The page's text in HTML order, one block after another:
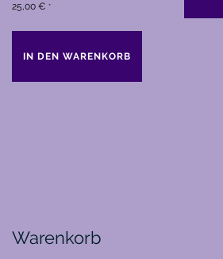
25,00 € *
IN DEN WARENKORB
Warenkorb